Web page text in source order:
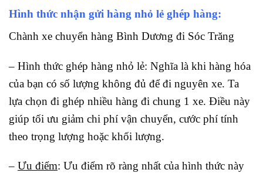
Hình thức nhận gửi hàng nhỏ lẻ ghép hàng:
Chành xe chuyển hàng Bình Dương đi Sóc Trăng
– Hình thức ghép hàng nhỏ lẻ: Nghĩa là khi hàng hóa
của bạn có số lượng không đủ để đi nguyên xe. Ta
lựa chọn đi ghép nhiều hàng đi chung 1 xe. Điều này
giúp tối ưu giảm chi phí vận chuyển, cước phí tính
theo trọng lượng hoặc khối lượng.
– Ưu điểm: Ưu điểm rõ ràng nhất của hình thức này